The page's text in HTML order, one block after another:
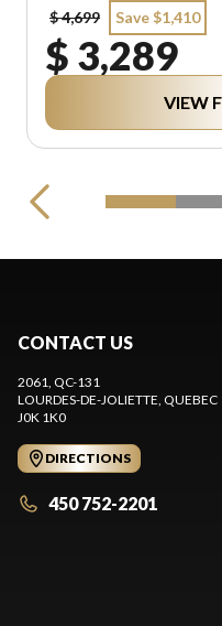
$ 4,699 Save $1,410
$ 3,289
VIEW
CONTACT US
2061, QC-131
LOURDES-DE-JOLIETTE , QUEBEC
J0K 1K0
DIRECTIONS
450 752-2201